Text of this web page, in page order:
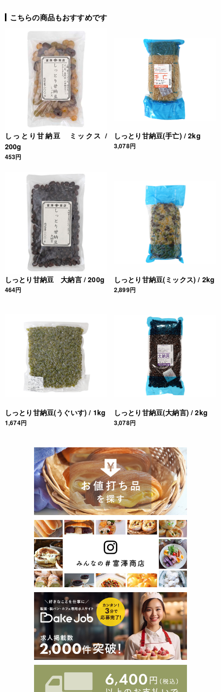
こちらの商品もおすすめです
しっとり甘納豆 ミックス /
200g
453円
しっとり甘納豆(手亡) / 2kg
3,078円
しっとり甘納豆 大納言 / 200g
464円
しっとり甘納豆(ミックス) / 2kg
2,899円
しっとり甘納豆(うぐいす) / 1kg
1,674円
しっとり甘納豆(大納言) / 2kg
3,078円